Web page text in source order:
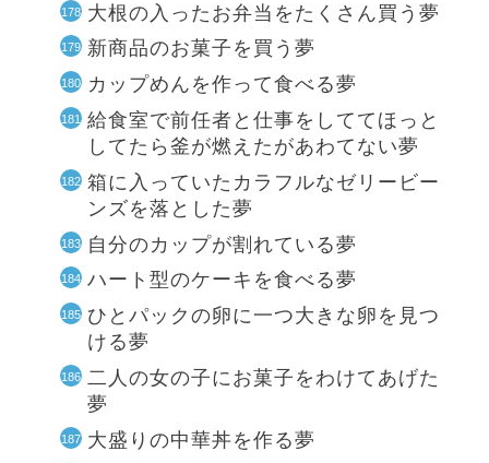
大根の入ったお弁当をたくさん買う夢
新商品のお菓子を買う夢
カップめんを作って食べる夢
給食室で前任者と仕事をしててほっと
してたら釜が燃えたがあわてない夢
箱に入っていたカラフルなゼリービー
ンズを落とした夢
自分のカップが割れている夢
ハート型のケーキを食べる夢
ひとパックの卵に一つ大きな卵を見つ
ける夢
二人の女の子にお菓子をわけてあげた
夢
大盛りの中華丼を作る夢